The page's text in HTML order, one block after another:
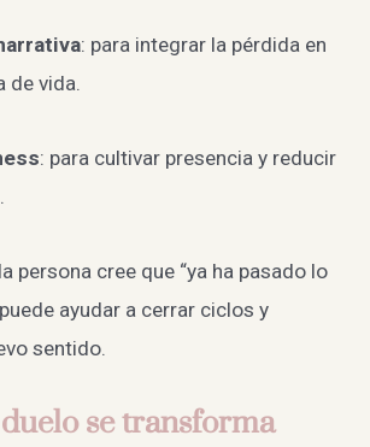
: para integrar la pérdida en
de vida.
: para cultivar presencia y reducir
persona cree que “ya ha pasado lo
ayudar a cerrar ciclos y
sentido.
se transforma